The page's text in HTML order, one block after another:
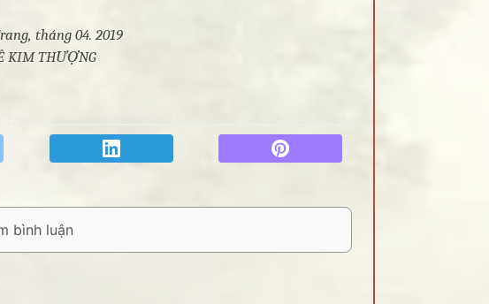
tháng 04. 2019
KIM THƯỢNG